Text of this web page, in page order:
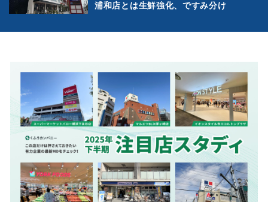
浦和店とは生鮮強化、ですみ分け